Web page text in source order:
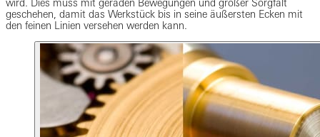
wird. Dies muss mit geraden Bewegungen und großer Sorgfalt
geschehen, damit das Werkstück bis in seine äußersten Ecken mit
den feinen Linien versehen werden kann.